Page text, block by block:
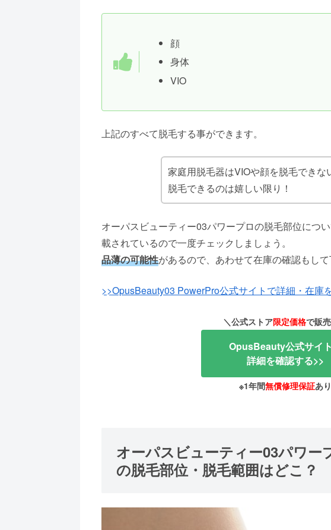
顔
身体
VIO
上記のすべて脱毛する事ができます。
家庭用脱毛器はVIOや顔を脱毛できな
脱毛できるのは嬉しい限り！
オーパスビューティー03パワープロの脱毛部位につ
載されているので一度チェックしましょう。
品薄の可能性があるので、あわせて在庫の確認もして
>>OpusBeauty03 PowerPro公式サイトで詳細・在庫
＼公式ストア限定価格で販
OpusBeauty公式サイ
詳細を確認する>>
※1年間無償修理保証あり
オーパスビューティー03パワー
の脱毛部位・脱毛範囲はどこ？